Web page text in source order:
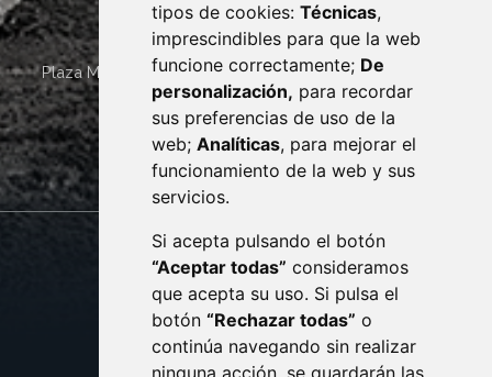
tipos de cookies: Técnicas,
imprescindibles para que la web
funcione correctamente; De
personalización, para recordar
sus preferencias de uso de la
web; Analíticas, para mejorar el
funcionamiento de la web y sus
servicios.
Si acepta pulsando el botón
“Aceptar todas” consideramos
que acepta su uso. Si pulsa el
botón “Rechazar todas” o
continúa navegando sin realizar
ninguna acción, se guardarán las
Plaza Mayor 4 22400 MONZÓN - ARAGÓN (ESPAÑA)
· (34) 974 400 700 ·
sac@monzon.es
monzon.es
CONTACTO
AVISO LEGAL
PROTECCIÓN DE DATOS
POLÍTICA DE COOKIES
ACCESIBILIDAD